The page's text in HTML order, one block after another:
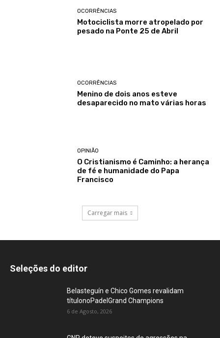
OCORRÊNCIAS
Motociclista morre atropelado por
pesado na Ponte 25 de Abril
OCORRÊNCIAS
Menino de dois anos esteve
desaparecido no mato várias horas
OPINIÃO
O Cristianismo é Caminho: a herança
de fé e humanidade do Papa
Francisco
Carregar mais
Seleções do editor
Belasteguín e Chico Gomes revalidam
títulonoPadelGrand Champions
6 de Agosto, 2026